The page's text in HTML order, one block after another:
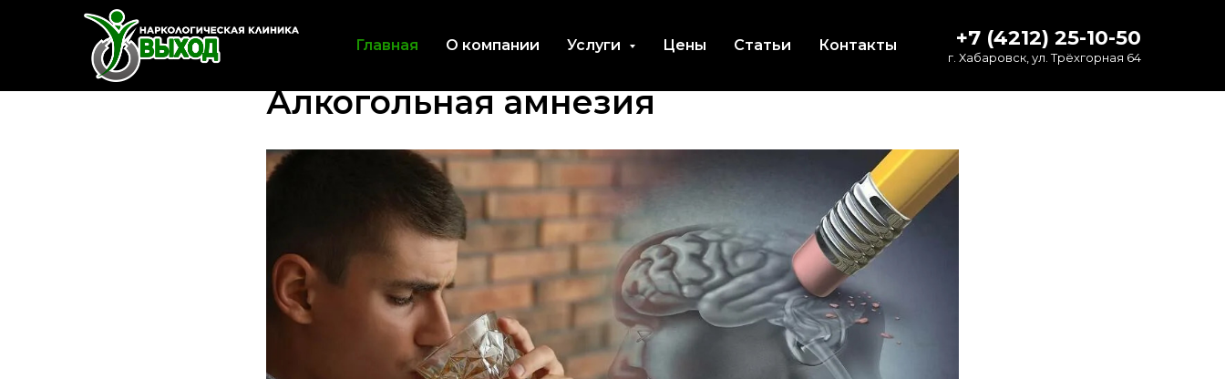
Главная О компании Услуги Цены Статьи Контакты +7 (4212) 25-10-50
г. Хабаровск, ул. Трёхгорная 64
Алкогольная амнезия